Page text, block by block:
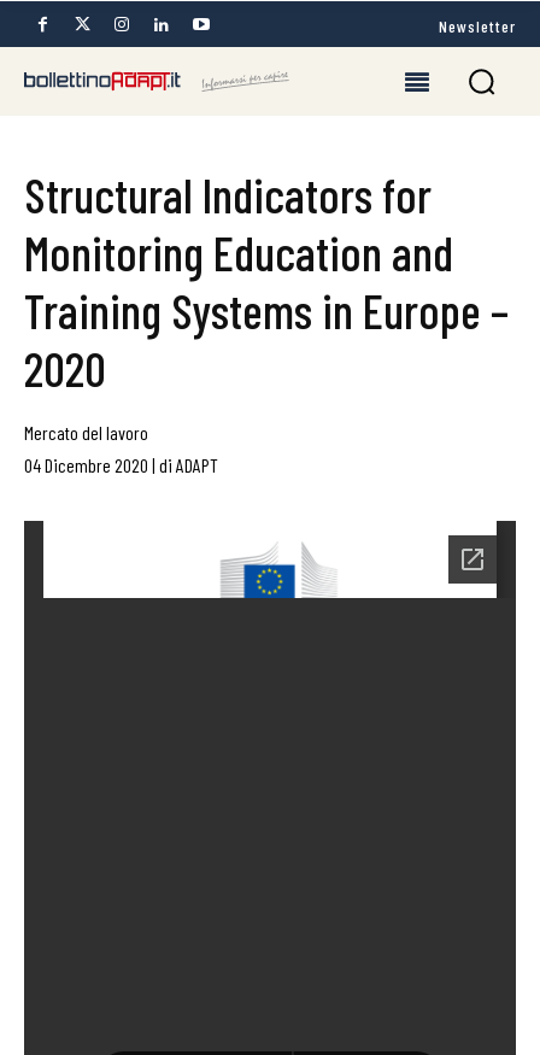
Newsletter
Structural Indicators for
Monitoring Education and
Training Systems in Europe –
2020
Mercato del lavoro
04 Dicembre 2020 | di ADAPT